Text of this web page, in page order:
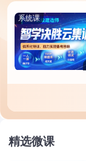
系统课
精选微课